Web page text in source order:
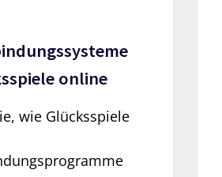
online
wie Glücksspiele